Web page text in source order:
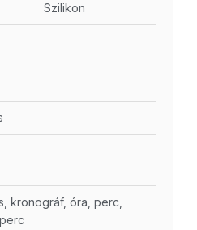
Szilikon
kronográf, óra, perc,